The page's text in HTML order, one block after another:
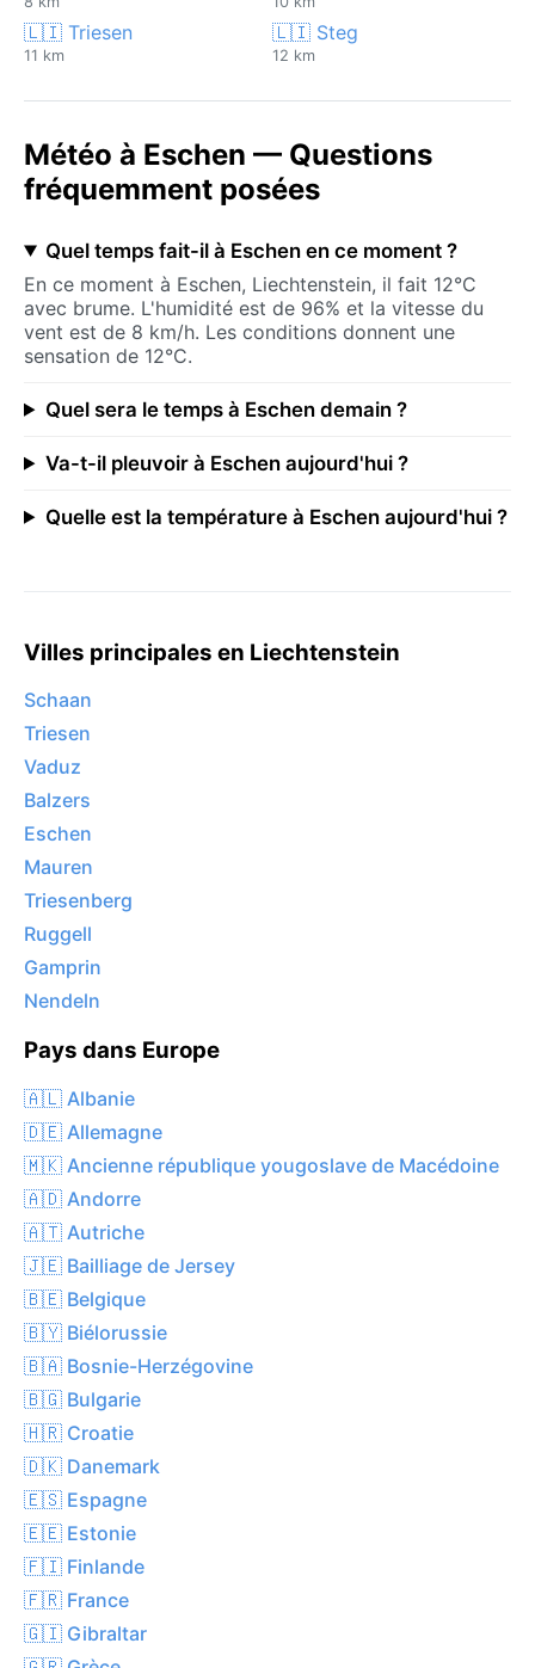
🇱🇮 Triesen
11 km
🇱🇮 Steg
12 km
Météo à Eschen — Questions
fréquemment posées
Quel temps fait-il à Eschen en ce moment ?
En ce moment à Eschen, Liechtenstein, il fait 12°C
avec brume. L'humidité est de 96% et la vitesse du
vent est de 8 km/h. Les conditions donnent une
sensation de 12°C.
Quel sera le temps à Eschen demain ?
Va-t-il pleuvoir à Eschen aujourd'hui ?
Quelle est la température à Eschen aujourd'hui ?
Villes principales en Liechtenstein
Schaan
Triesen
Vaduz
Balzers
Eschen
Mauren
Triesenberg
Ruggell
Gamprin
Nendeln
Pays dans Europe
🇦🇱 Albanie
🇩🇪 Allemagne
🇲🇰 Ancienne république yougoslave de Macédoine
🇦🇩 Andorre
🇦🇹 Autriche
🇯🇪 Bailliage de Jersey
🇧🇪 Belgique
🇧🇾 Biélorussie
🇧🇦 Bosnie-Herzégovine
🇧🇬 Bulgarie
🇭🇷 Croatie
🇩🇰 Danemark
🇪🇸 Espagne
🇪🇪 Estonie
🇫🇮 Finlande
🇫🇷 France
🇬🇮 Gibraltar